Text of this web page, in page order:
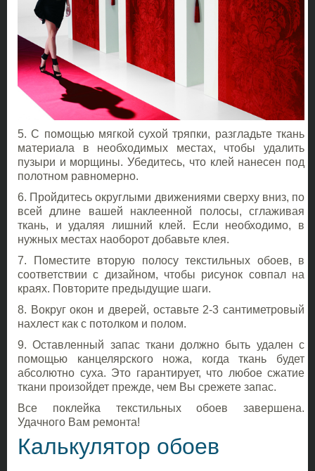
5. С помощью мягкой сухой тряпки, разгладьте ткань
материала в необходимых местах, чтобы удалить
пузыри и морщины. Убедитесь, что клей нанесен под
полотном равномерно.
6. Пройдитесь округлыми движениями сверху вниз, по
всей длине вашей наклеенной полосы, сглаживая
ткань, и удаляя лишний клей. Если необходимо, в
нужных местах наоборот добавьте клея.
7. Поместите вторую полосу текстильных обоев, в
соответствии с дизайном, чтобы рисунок совпал на
краях. Повторите предыдущие шаги.
8. Вокруг окон и дверей, оставьте 2-3 сантиметровый
нахлест как с потолком и полом.
9. Оставленный запас ткани должно быть удален с
помощью канцелярского ножа, когда ткань будет
абсолютно суха. Это гарантирует, что любое сжатие
ткани произойдет прежде, чем Вы срежете запас.
Все поклейка текстильных обоев завершена.
Удачного Вам ремонта!
Калькулятор обоев